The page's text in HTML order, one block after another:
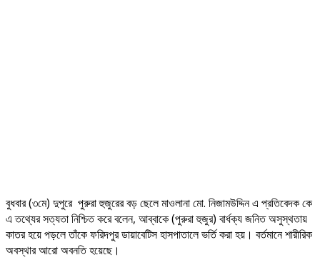
বুধবার (৩মে) দুপুরে পুরুরা হুজুরের বড় ছেলে মাওলানা মো. নিজামউদ্দিন এ প্রতিবেদক কে
এ তথ্যের সত্যতা নিশ্চিত করে বলেন, আব্বাকে (পুরুরা হুজুর) বার্ধক্য জনিত অসুস্থতায়
কাতর হয়ে পড়লে তাঁকে ফরিদপুর ডায়াবেটিস হাসপাতালে ভর্তি করা হয়। বর্তমানে শারীরিক
অবস্থার আরো অবনতি হয়েছে।